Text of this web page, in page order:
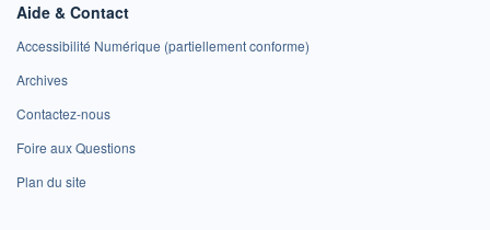
Aide & Contact
Accessibilité Numérique (partiellement conforme)
Archives
Contactez-nous
Foire aux Questions
Plan du site